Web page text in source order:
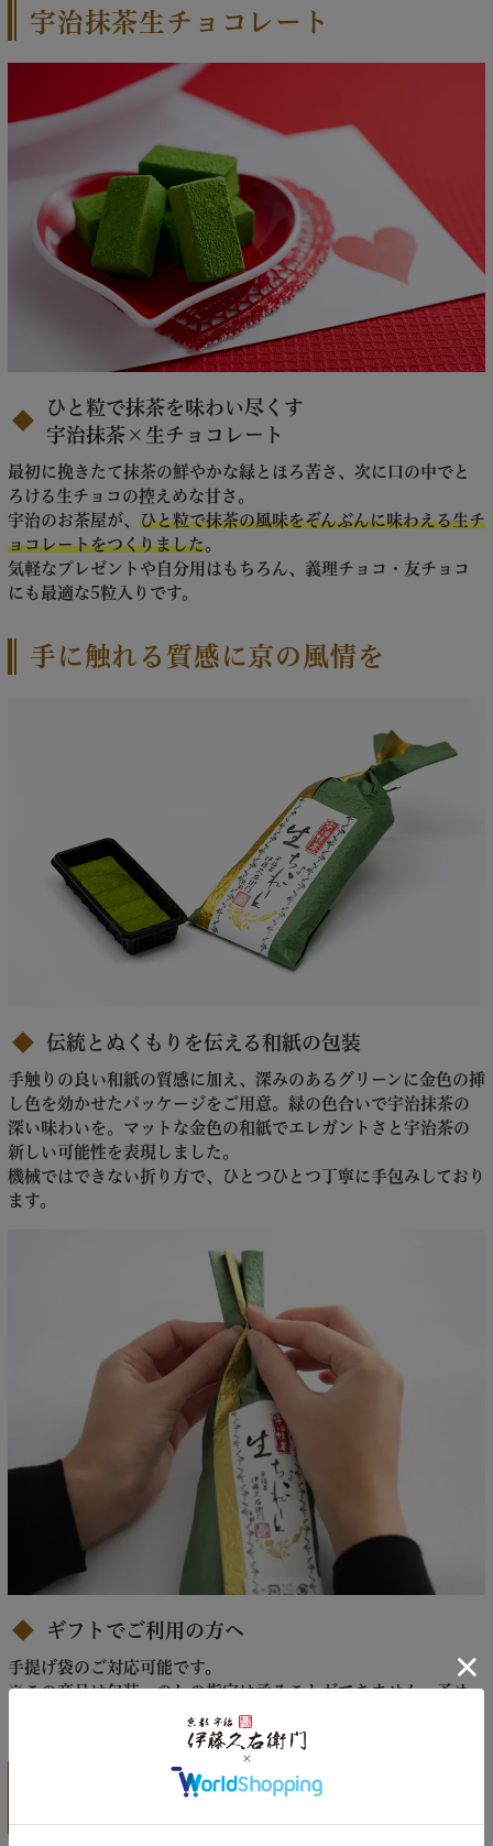
宇治抹茶生チョコレート
ひと粒で抹茶を味わい尽くす
宇治抹茶×生チョコレート
最初に挽きたて抹茶の鮮やかな緑とほろ苦さ、次に口の中でと
ろける生チョコの控えめな甘さ。
宇治のお茶屋が、 ひと粒で抹茶の風味をぞんぶんに味わえる生チ
ョコレートをつくりました。
気軽なプレゼントや自分用はもちろん、義理チョコ・友チョコ
にも最適な5粒入りです。
手に触れる質感に京の風情を
伝統とぬくもりを伝える和紙の包装
手触りの良い和紙の質感に加え、深みのあるグリーンに金色の挿
し色を効かせたパッケージをご用意。緑の色合いで宇治抹茶の
深い味わいを。マットな金色の和紙でエレガントさと宇治茶の
新しい可能性を表現しました。
機械ではできない折り方で、ひとつひとつ丁寧に手包みしており
ます。
ギフトでご利用の方へ
手提げ袋のご対応可能です。
※この商品は包装・のしの指定は承ることができません。予め
抹茶をこころゆくまで味わうスイー